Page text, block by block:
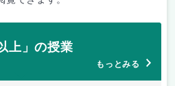
上」の授業
もっとみる